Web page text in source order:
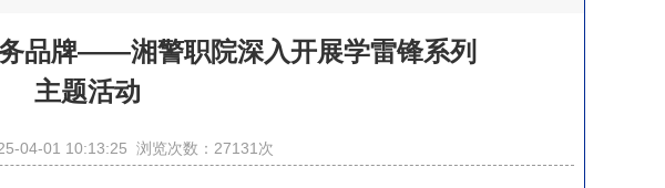
品牌——湘警职院深入开展学雷锋系列
主题活动
04-01 10:13:25 浏览次数： 27131 次